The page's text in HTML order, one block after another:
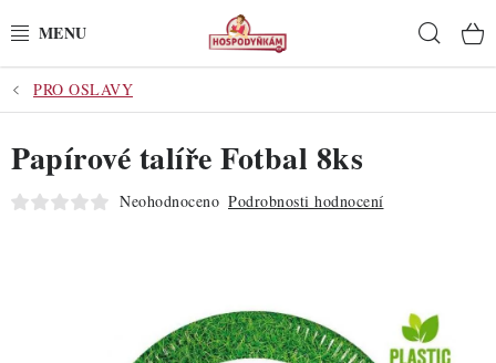
na
POTŘEBY
POMŮCKY
SUROVINY
PRO OSLAVY
Papírové talíře Fotbal 8ks
Neohodnoceno Podrobnosti hodnocení